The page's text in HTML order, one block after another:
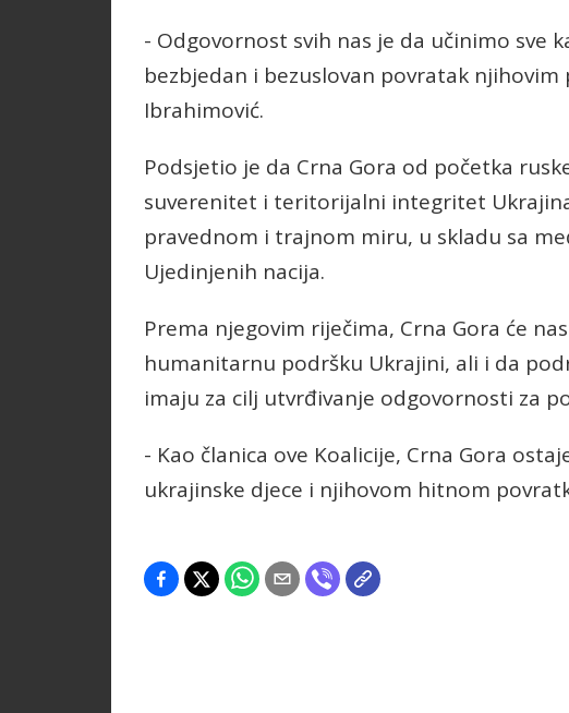
- Odgovornost svih nas je da učinimo sve
bezbjedan i bezuslovan povratak
Ibrahimović.
Podsjetio je da Crna Gora od početka
suverenitet i teritorijalni integritet
pravednom i trajnom miru, u skladu sa
Ujedinjenih nacija.
Prema njegovim riječima, Crna Gora će
humanitarnu podršku Ukrajini, ali i da
imaju za cilj utvrđivanje odgovornosti za
- Kao članica ove Koalicije, Crna Gora
ukrajinske djece i njihovom hitnom